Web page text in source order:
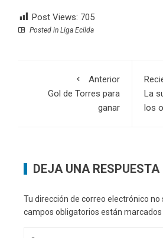
Post Views: 705
Posted in Liga Ecilda
Anterior
Gol de Torres para
ganar
La
los
DEJA UNA RESPUESTA
Tu dirección de correo electrónico no
campos obligatorios están marcados